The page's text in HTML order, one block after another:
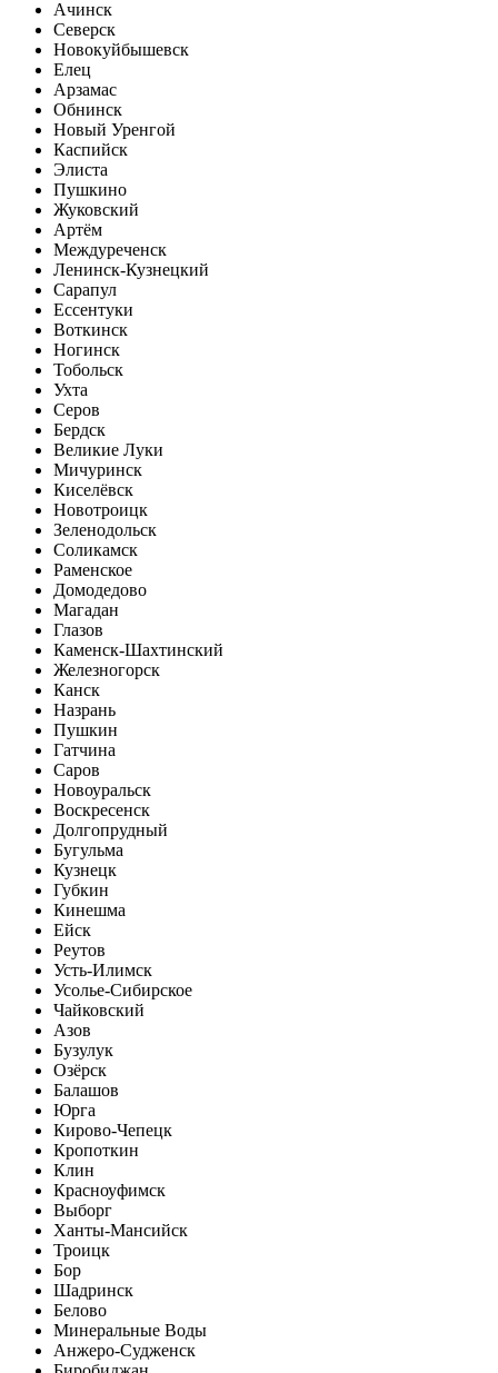
Ачинск
Северск
Новокуйбышевск
Елец
Арзамас
Обнинск
Новый Уренгой
Каспийск
Элиста
Пушкино
Жуковский
Артём
Междуреченск
Ленинск-Кузнецкий
Сарапул
Ессентуки
Воткинск
Ногинск
Тобольск
Ухта
Серов
Бердск
Великие Луки
Мичуринск
Киселёвск
Новотроицк
Зеленодольск
Соликамск
Раменское
Домодедово
Магадан
Глазов
Каменск-Шахтинский
Железногорск
Канск
Назрань
Пушкин
Гатчина
Саров
Новоуральск
Воскресенск
Долгопрудный
Бугульма
Кузнецк
Губкин
Кинешма
Ейск
Реутов
Усть-Илимск
Усолье-Сибирское
Чайковский
Азов
Бузулук
Озёрск
Балашов
Юрга
Кирово-Чепецк
Кропоткин
Клин
Красноуфимск
Выборг
Ханты-Мансийск
Троицк
Бор
Шадринск
Белово
Минеральные Воды
Анжеро-Судженск